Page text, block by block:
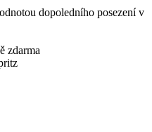
dopoledního posezení v
zdarma